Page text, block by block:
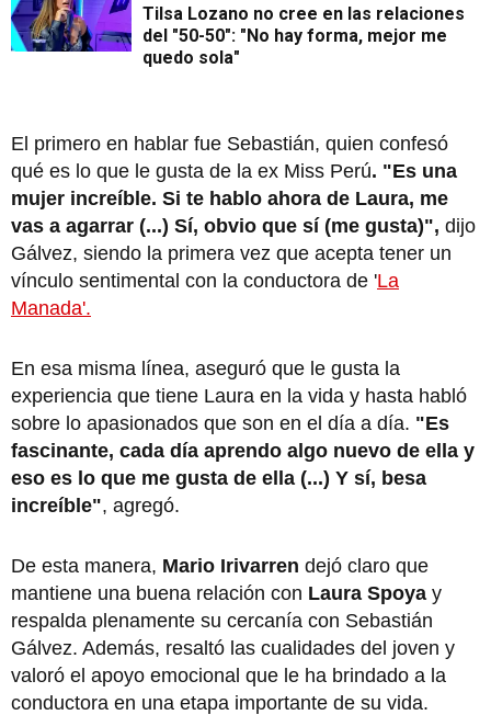
Tilsa Lozano no cree en las relaciones
del "50-50": "No hay forma, mejor me
quedo sola"
El primero en hablar fue Sebastián, quien confesó
qué es lo que le gusta de la ex Miss Perú. "Es una
mujer increíble. Si te hablo ahora de Laura, me
vas a agarrar (...) Sí, obvio que sí (me gusta)", dijo
Gálvez, siendo la primera vez que acepta tener un
vínculo sentimental con la conductora de 'La
Manada'.
En esa misma línea, aseguró que le gusta la
experiencia que tiene Laura en la vida y hasta habló
sobre lo apasionados que son en el día a día. "Es
fascinante, cada día aprendo algo nuevo de ella y
eso es lo que me gusta de ella (...) Y sí, besa
increíble", agregó.
De esta manera, Mario Irivarren dejó claro que
mantiene una buena relación con Laura Spoya y
respalda plenamente su cercanía con Sebastián
Gálvez. Además, resaltó las cualidades del joven y
valoró el apoyo emocional que le ha brindado a la
conductora en una etapa importante de su vida.